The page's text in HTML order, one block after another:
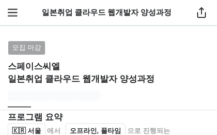
일본취업 클라우드 웹개발자 양성과정
1 / 3
모집 마감
스페이스씨엘
일본취업 클라우드 웹개발자 양성과정
브랜드: 스페이스씨엘, 과정명: 일본취업 클라우드 웹
모집개요
프로그램 요약
캠프를 운영하거나 참여하는 회사 정보를 카드 형태로 제공한다.
🇰🇷 서울 에서 오프라인, 풀타임 으로 진행되는